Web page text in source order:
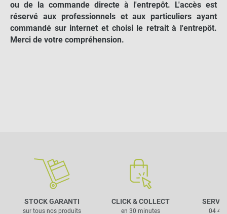
ou de la commande directe à l'entrepôt. L'accès est
réservé aux professionnels et aux particuliers ayant
commandé sur internet et choisi le retrait à l'entrepôt.
Merci de votre compréhension.
STOCK GARANTI
sur tous nos produits
CLICK & COLLECT
en 30 minutes 04 42